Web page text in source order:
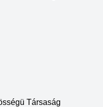
Társaság